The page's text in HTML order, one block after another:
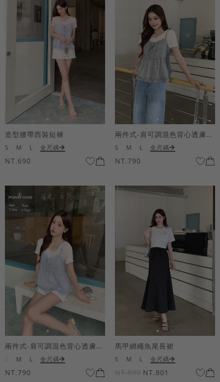
造型腰帶西裝短褲
S M L 全尺碼
NT.690
兩件式-肩可調混色背心透膚上衣套組
S M L 全尺碼
NT.790
兩件式-肩可調混色背心透膚上衣套組
M L 全尺碼
NT.790
馬甲綁繩魚尾長裙
S M L 全尺碼
NT.890 NT.801